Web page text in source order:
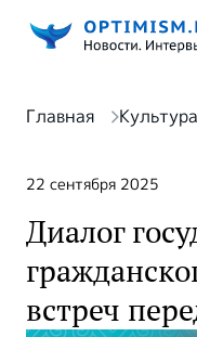
Главная Культура
22 сентября 2025
Диалог
встреч